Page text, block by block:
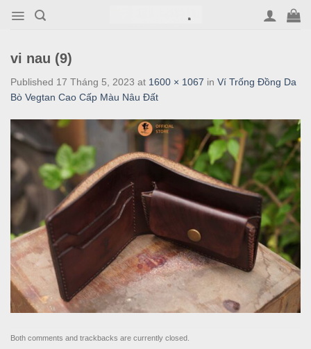
vi nau (9)
Published 17 Tháng 5, 2023 at 1600 × 1067 in Ví Trống Đồng Da
Bò Vegtan Cao Cấp Màu Nâu Đất
Both comments and trackbacks are currently closed.